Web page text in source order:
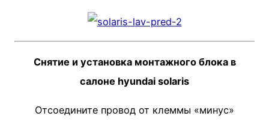
Снятие и установка монтажного блока в
салоне hyundai solari​s
Отсоедините провод от клеммы «ми­нус»